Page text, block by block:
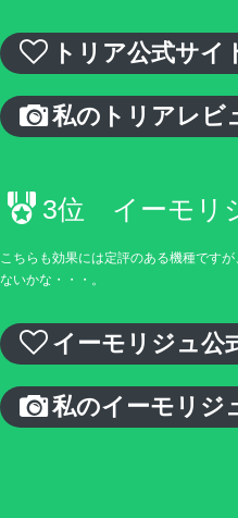
トリア公式サイ
私のトリアレビ
3位 イーモリ
こちらも効果には定評のある機種です
ないかな・・・。
イーモリジュ公
私のイーモリジ